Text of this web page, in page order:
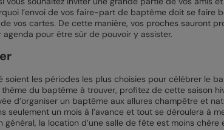
l’envoi de vos faire-part de baptême doit se
de vos cartes. De cette manière, vos proches sauront
pour être sûr de pouvoir y assister.
soient les périodes les plus choisies pour célébrer le
thème du baptême à trouver, profitez de cette saison
d’organiser un baptême aux allures champêtre et
seulement un mois à l’avance et tout se déroulera à
la location d’une salle de fête est moins